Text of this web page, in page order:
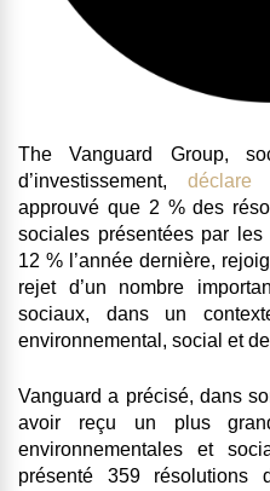
The Vanguard Group,
d’investissement, déclare
approuvé que 2 % des
sociales présentées par
12 % l’année dernière,
rejet d’un nombre
sociaux, dans un
environnemental, social et
Vanguard a précisé, dans
avoir reçu un plus
environnementales et
présenté 359